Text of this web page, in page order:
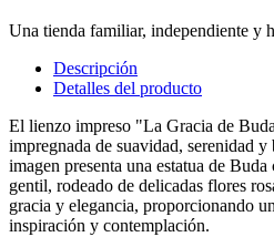
Una tienda familiar, independiente y
Descripción
Detalles del producto
El lienzo impreso "La Gracia de
impregnada de suavidad, serenidad
imagen presenta una estatua de
gentil, rodeado de delicadas flores
gracia y elegancia, proporcionando
inspiración y contemplación.